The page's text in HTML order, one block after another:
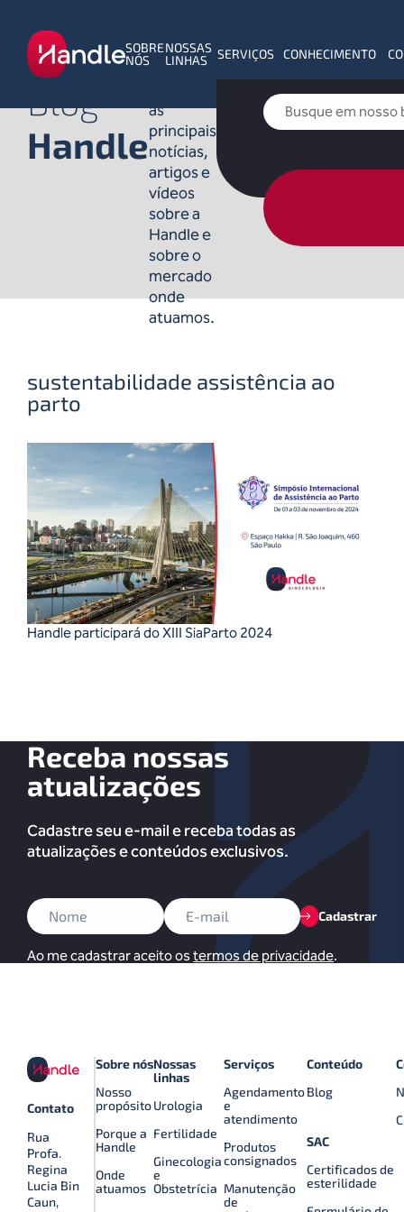
SOBRE
NÓS
NOSSAS
LINHAS
SERVIÇOS CONHECIMENTO
Blog
Handle
as
principais
notícias,
artigos e
vídeos
sobre a
Handle e
sobre o
mercado
onde
atuamos.
sustentabilidade assistência ao
parto
Handle participará do XIII SiaParto 2024
Receba nossas
atualizações
Cadastre seu e-mail e receba todas as
atualizações e conteúdos exclusivos.
Cadastrar
Ao me cadastrar aceito ostermos de privacidade.
Contato
Rua
Profa.
Regina
Lucia Bin
Caun,
Sobre nós
Nosso
propósito
Porque a
Handle
Onde
atuamos
Nossas
linhas
Urologia
Fertilidade
Ginecologia
e
Obstetrícia
Serviços
Agendamento
e
atendimento
Produtos
consignados
Manutenção
de
Conteúdo
Blog
SAC
Certificados de
esterilidade